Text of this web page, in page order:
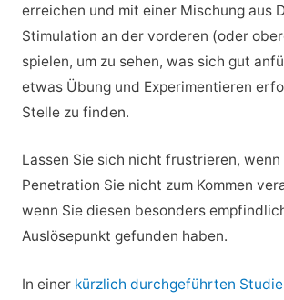
erreichen und mit einer Mischung aus
Stimulation an der vorderen (oder
spielen, um zu sehen, was sich gut
etwas Übung und Experimentieren
Stelle zu finden.
Lassen Sie sich nicht frustrieren,
Penetration Sie nicht zum Kommen
wenn Sie diesen besonders
Auslösepunkt gefunden haben.
In einer kürzlich durchgeführten Studie